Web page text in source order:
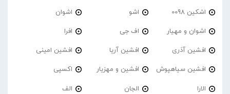
اشکین 0098 اشو اشوان
اشوان و مهیار اف جی افرا
افشین آذری افشین آریا افشین امینی
افشین سیاهپوش افشین و مهزیار اکسپی
الارا الجان الف